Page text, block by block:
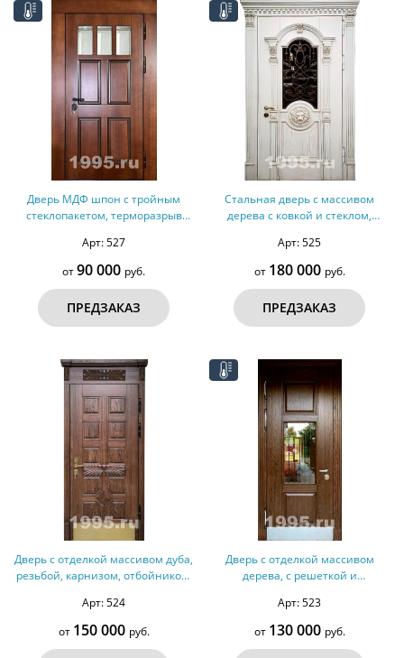
Дверь МДФ шпон с тройным
стеклопакетом, терморазрыв
Арт: 527
от90 000 руб.
ПРЕДЗАКАЗ
Стальная дверь с массивом
дерева с ковкой и стеклом,
Арт: 525
от 180 000 руб.
ПРЕДЗАКАЗ
Дверь с отделкой массивом дуба,
резьбой, карнизом, отбойником,
Арт: 524
от 150 000 руб.
Дверь с отделкой массивом
дерева, с решеткой и
Арт: 523
от 130 000 руб.